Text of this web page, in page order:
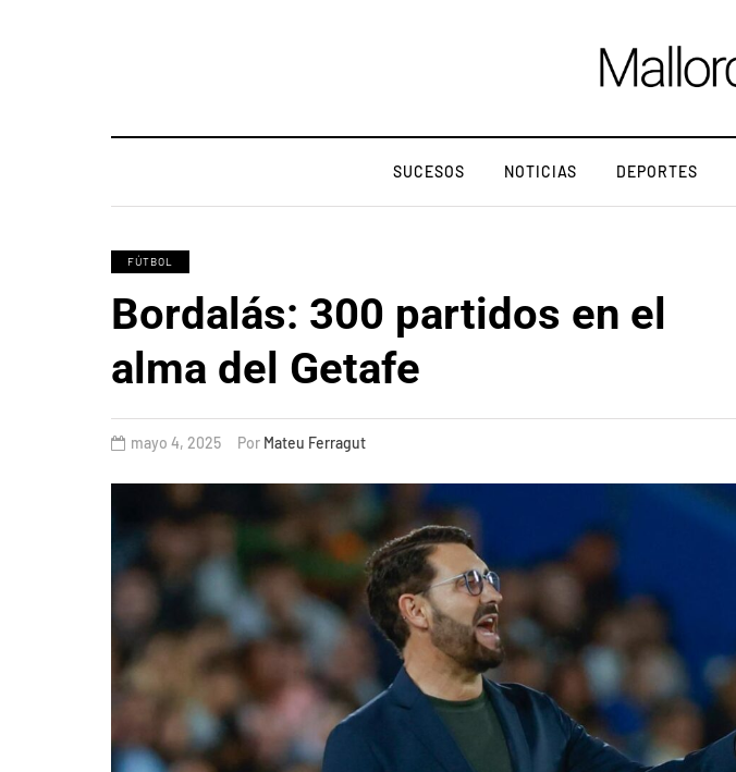
SUCESOS NOTICIAS DEPORTES
FÚTBOL
Bordalás: 300 partidos en el
alma del Getafe
mayo 4, 2025 Por Mateu Ferragut